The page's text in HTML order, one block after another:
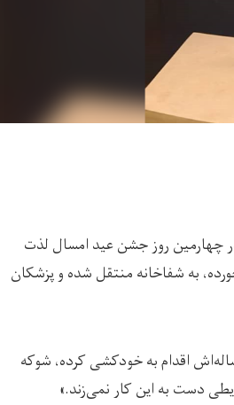
در چهارمین روز جشن عید امسال لذت
به شفاخانه منتقل شده و پزشکان
۲۶ ساله، خواهر بزرگ‌ترش با شنیدن این واقعیت که طاهره، خواهر ۲۴ ساله‌اش اقدام به خودکشی کرده، شوکه
دست به این کار نمی‌زند.»